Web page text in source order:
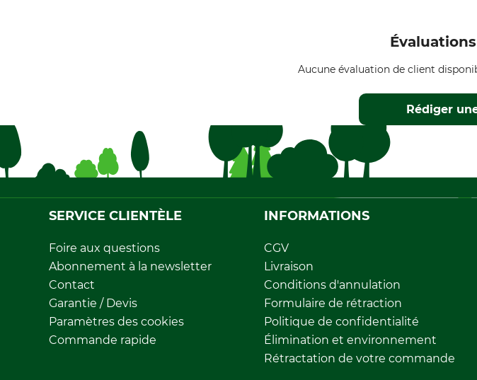
Aucune évaluation de client
Rédiger
SERVICE CLIENTÈLE
Foire aux questions
Abonnement à la newsletter
Contact
Garantie / Devis
Paramètres des cookies
Commande rapide
INFORMATIONS
CGV
Livraison
Conditions d'annulation
Formulaire de rétraction
Politique de confidentialité
Élimination et environnement
Rétractation de votre commande